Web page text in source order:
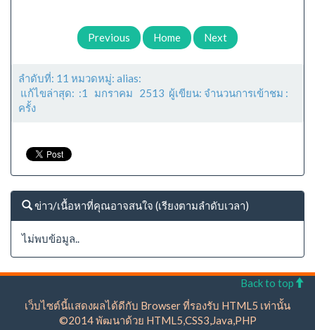
Previous Home Next
ลำดับที่: 11 หมวดหมู่: alias:
แก้ไขล่าสุด: :1 มกราคม 2513 ผู้เขียน: จำนวนการเข้าชม :
ครั้ง
ข่าว/เนื้อหาที่คุณอาจสนใจ (เรียงตามลำดับเวลา)
ไม่พบข้อมูล..
Back to top
เว็บไซต์นี้แสดงผลได้ดีกับ Browser ที่รองรับ HTML5 เท่านั้น
©2014 พัฒนาด้วย HTML5,CSS3,Java,PHP